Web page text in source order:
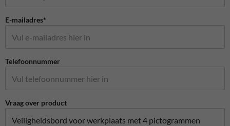
E-mailadres*
Telefoonnummer
Vraag over product